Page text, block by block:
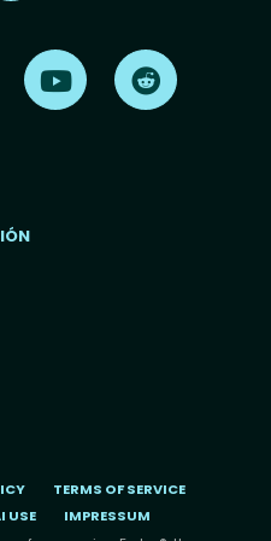
Find us on LinkedInFind us on Youtube
TERMS OF SERVICE
USE
IMPRESSUM